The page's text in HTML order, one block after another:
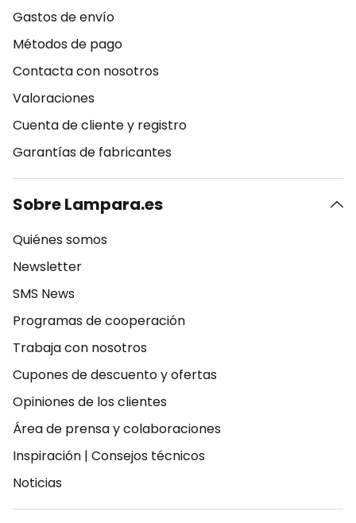
Gastos de envío
Métodos de pago
Contacta con nosotros
Valoraciones
Cuenta de cliente y registro
Garantías de fabricantes
Sobre Lampara.es
Quiénes somos
Newsletter
SMS News
Programas de cooperación
Trabaja con nosotros
Cupones de descuento y ofertas
Opiniones de los clientes
Área de prensa y colaboraciones
Inspiración | Consejos técnicos
Noticias